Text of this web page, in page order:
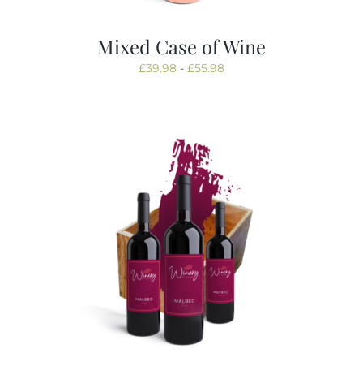
Mixed Case of Wine
£39.98 - £55.98Prijsklasse: